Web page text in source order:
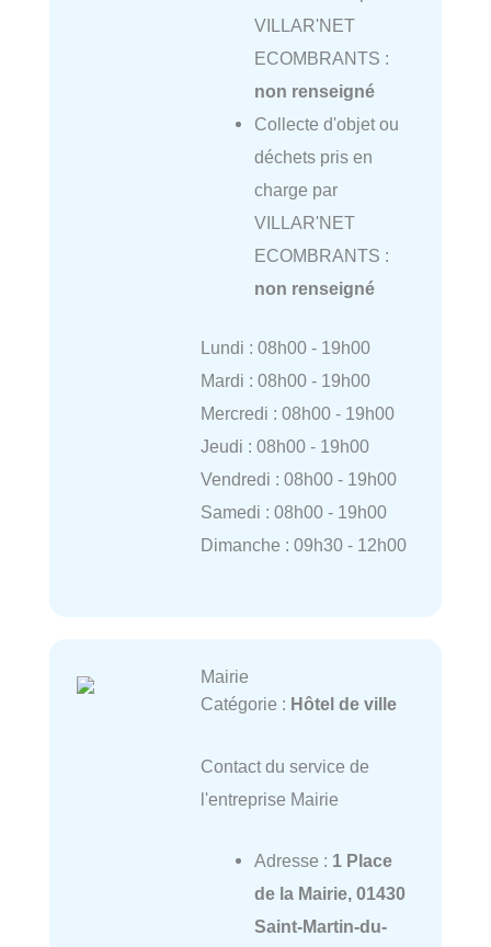
VILLAR'NET
ECOMBRANTS :
non renseigné
Collecte d'objet ou
déchets pris en
charge par
VILLAR'NET
ECOMBRANTS :
non renseigné
Lundi : 08h00 - 19h00
Mardi : 08h00 - 19h00
Mercredi : 08h00 - 19h00
Jeudi : 08h00 - 19h00
Vendredi : 08h00 - 19h00
Samedi : 08h00 - 19h00
Dimanche : 09h30 - 12h00
Mairie
Catégorie : Hôtel de ville
Contact du service de
l'entreprise Mairie
Adresse : 1 Place
de la Mairie, 01430
Saint-Martin-du-